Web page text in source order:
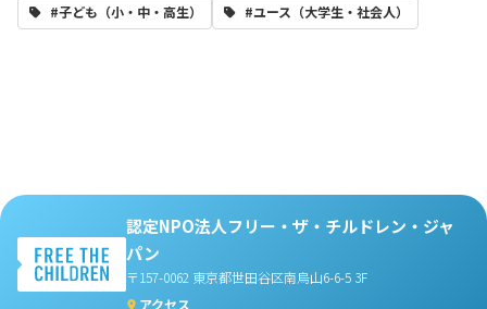
#子ども（小・中・高生） #ユース（大学生・社会人）
認定NPO法人フリー・ザ・チルドレン・ジャ
パン
〒157-0062 東京都世田谷区南烏山6-6-5 3F
アクセス